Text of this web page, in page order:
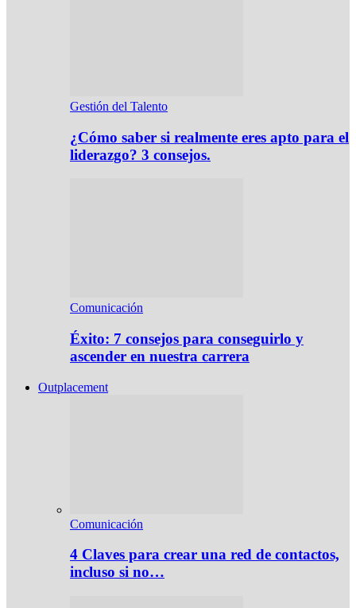
Gestión del Talento
¿Cómo saber si realmente eres apto para el
liderazgo? 3 consejos.
Comunicación
Éxito: 7 consejos para conseguirlo y
ascender en nuestra carrera
Outplacement
Comunicación
4 Claves para crear una red de contactos,
incluso si no…